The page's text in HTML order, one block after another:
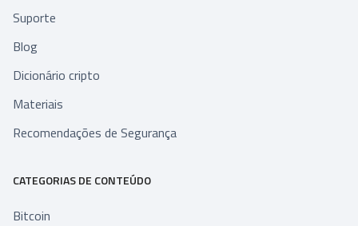
Suporte
Blog
Dicionário cripto
Materiais
Recomendações de Segurança
CATEGORIAS DE CONTEÚDO
Bitcoin